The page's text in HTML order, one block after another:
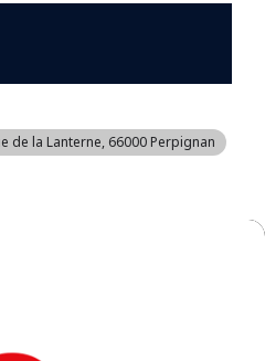
de la Lanterne, 66000 Perpignan